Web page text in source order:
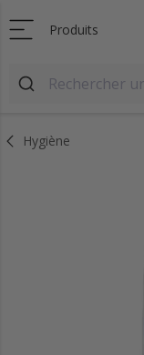
Produits
Hygiène